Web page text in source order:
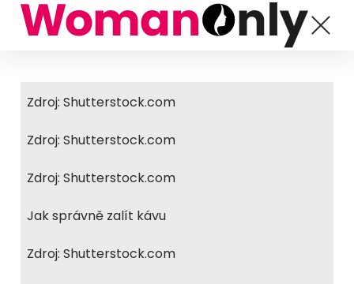
Zdroj: Shutterstock.com
Zdroj: Shutterstock.com
Zdroj: Shutterstock.com
Jak správně zalít kávu
Zdroj: Shutterstock.com